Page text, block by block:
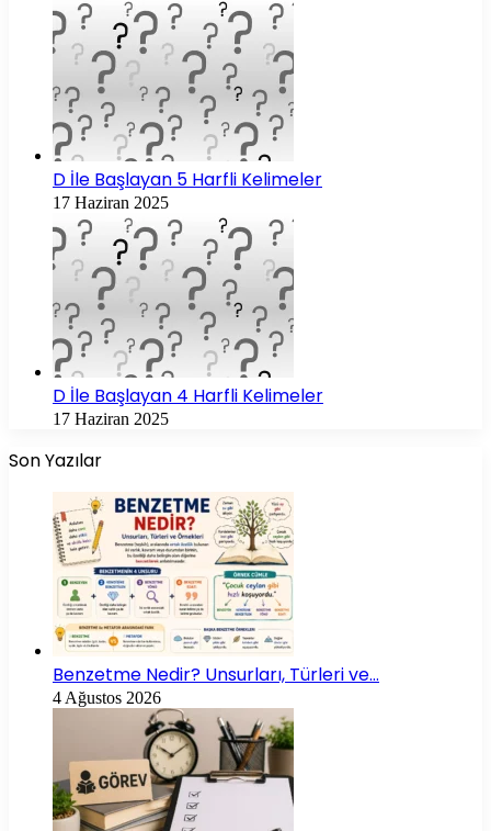
D İle Başlayan 5 Harfli Kelimeler
17 Haziran 2025
D İle Başlayan 4 Harfli Kelimeler
17 Haziran 2025
Son Yazılar
Benzetme Nedir? Unsurları, Türleri ve…
4 Ağustos 2026